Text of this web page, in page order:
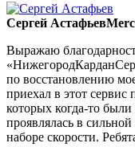
Сергей Астафьев
Выражаю
по восстановлению
приехал в этот сервис
которых когда-то
проявлялась в
наборе скорости.